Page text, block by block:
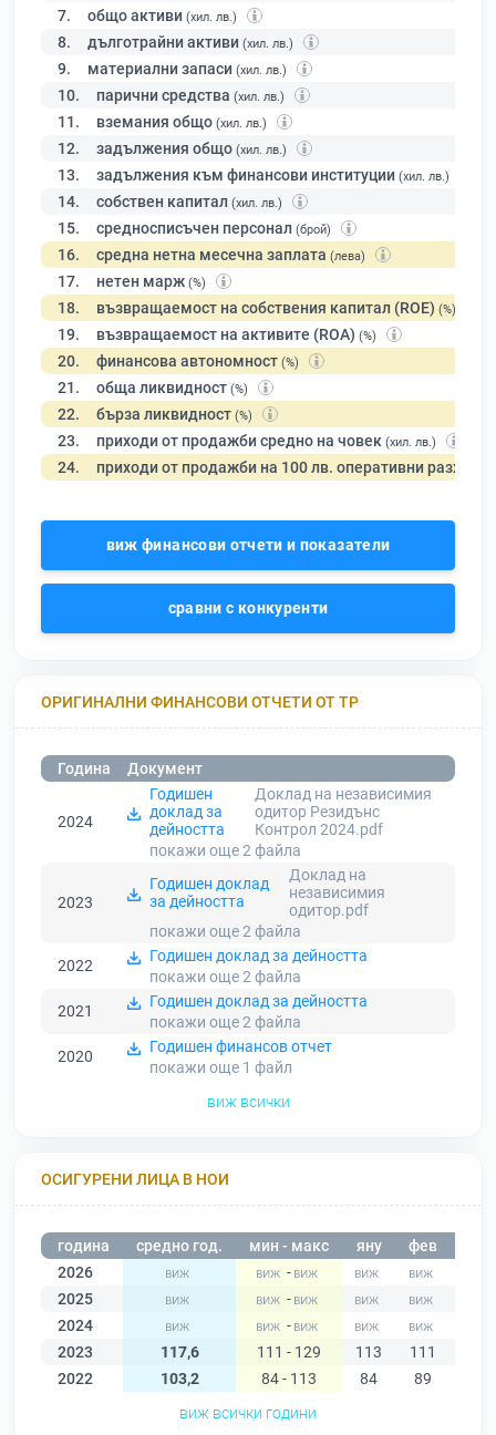
7. общо активи (хил. лв.)
8. дълготрайни активи (хил. лв.)
9. материални запаси (хил. лв.)
10. парични средства (хил. лв.)
11. вземания общо (хил. лв.)
12. задължения общо (хил. лв.)
13. задължения към финансови институции (хил. лв.)
14. собствен капитал (хил. лв.)
15. средносписъчен персонал (брой)
16. средна нетна месечна заплата (лева)
17. нетен марж (%)
18. възвращаемост на собствения капитал (ROE) (%)
19. възвращаемост на активите (ROA) (%)
20. финансова автономност (%)
21. обща ликвидност (%)
22. бърза ликвидност (%)
23. приходи от продажби средно на човек (хил. лв.)
24. приходи от продажби на 100 лв. оперативни разходи
виж финансови отчети и показатели
сравни с конкуренти
ОРИГИНАЛНИ ФИНАНСОВИ ОТЧЕТИ ОТ ТР
Година Документ
2024
Годишен
доклад за
дейността
Доклад на независимия
одитор Резидънс
Контрол 2024.pdf
покажи още 2файла
2023
Годишен доклад
за дейността
Доклад на
независимия
одитор.pdf
покажи още 2файла
2022
Годишен доклад за дейността
покажи още 2файла
2021
Годишен доклад за дейността
покажи още 2файла
2020
Годишен финансов отчет
покажи още 1 файл
виж всички
ОСИГУРЕНИ ЛИЦА В НОИ
година средно год. мин - макс яну фев
2026
-
2025
-
2024
-
2023
117,6 111 - 129 113 111
2022
103,2 84 - 113 84 89
виж всички години